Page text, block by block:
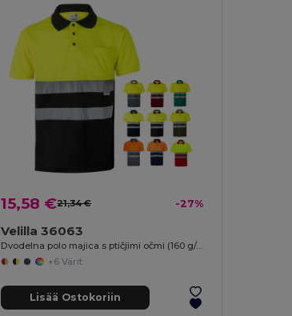
15,58 €21,34 € -27%
Velilla 36063
Dvodelna polo majica s ptičjimi očmi (160 g/m²) s kratkimi rokavi, iz poliestra (100 %)
+6 Värit
Lisää Ostokoriin